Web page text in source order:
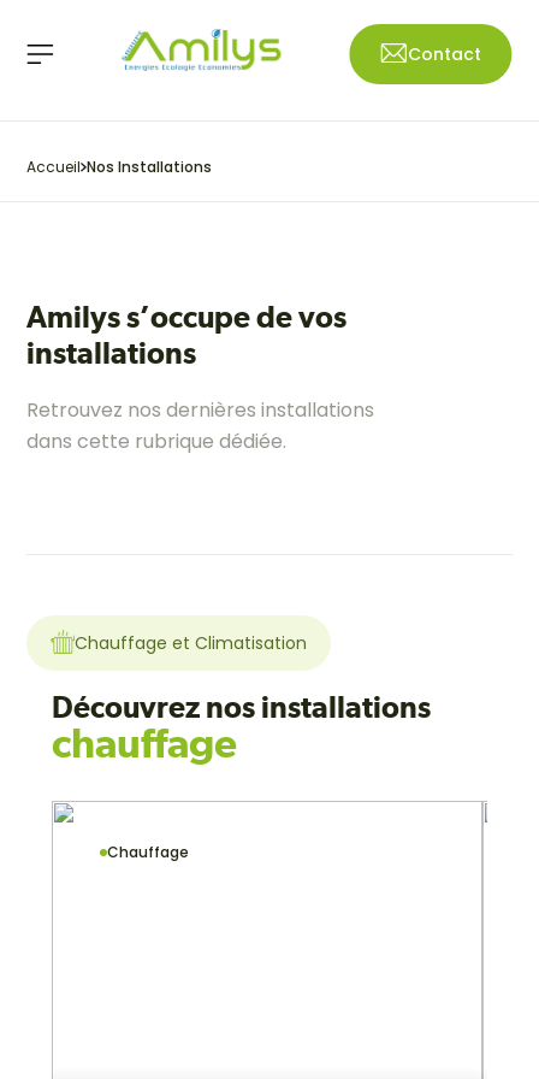
Contact
Accueil Nos Installations
Amilys s’occupe de vos
installations
Retrouvez nos dernières installations
dans cette rubrique dédiée.
Chauffage et Climatisation
Découvrez nos installations
chauffage
Chauffage